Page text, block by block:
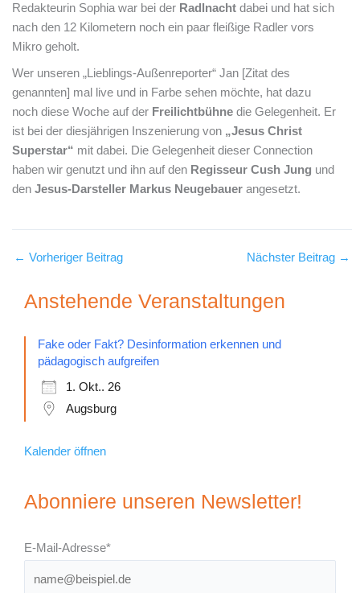
Redakteurin Sophia war bei der Radlnacht dabei und hat sich
nach den 12 Kilometern noch ein paar fleißige Radler vors
Mikro geholt.
Wer unseren „Lieblings-Außenreporter“ Jan [Zitat des
genannten] mal live und in Farbe sehen möchte, hat dazu
noch diese Woche auf der Freilichtbühne die Gelegenheit. Er
ist bei der diesjährigen Inszenierung von „Jesus Christ
Superstar“ mit dabei. Die Gelegenheit dieser Connection
haben wir genutzt und ihn auf den Regisseur Cush Jung und
den Jesus-Darsteller Markus Neugebauer angesetzt.
← Vorheriger Beitrag Nächster Beitrag →
Anstehende Veranstaltungen
Fake oder Fakt? Desinformation erkennen und
pädagogisch aufgreifen
1. Okt.. 26
Augsburg
Kalender öffnen
Abonniere unseren Newsletter!
E-Mail-Adresse*